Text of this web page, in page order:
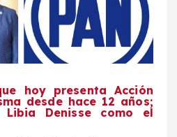
hoy presenta Acción
desde hace 12 años;
Denisse como el